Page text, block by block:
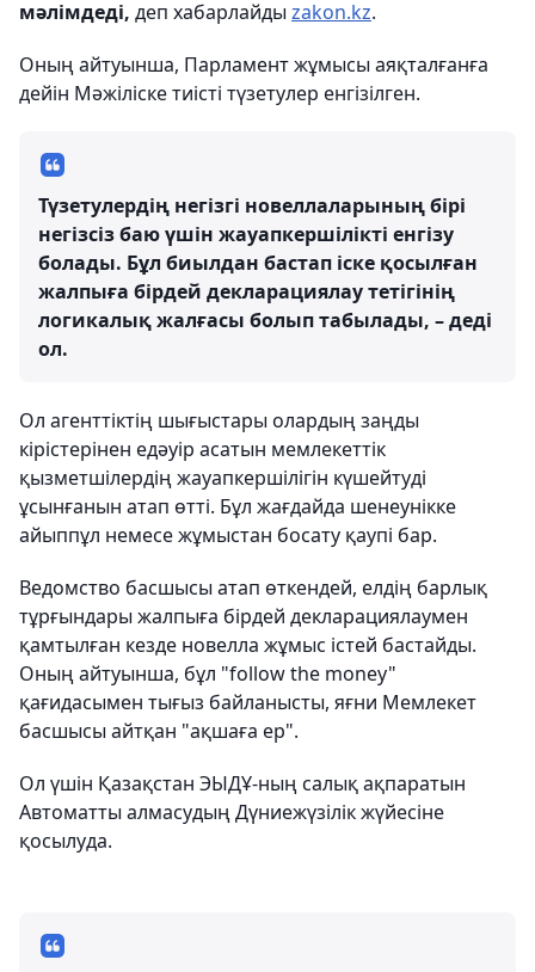
мәлімдеді, деп хабарлайды zakon.kz.
Оның айтуынша, Парламент жұмысы аяқталғанға
дейін Мәжіліске тиісті түзетулер енгізілген.
Түзетулердің негізгі новеллаларының бірі
негізсіз баю үшін жауапкершілікті енгізу
болады. Бұл биылдан бастап іске қосылған
жалпыға бірдей декларациялау тетігінің
логикалық жалғасы болып табылады, – деді
ол.
Ол агенттіктің шығыстары олардың заңды
кірістерінен едәуір асатын мемлекеттік
қызметшілердің жауапкершілігін күшейтуді
ұсынғанын атап өтті. Бұл жағдайда шенеунікке
айыппұл немесе жұмыстан босату қаупі бар.
Ведомство басшысы атап өткендей, елдің барлық
тұрғындары жалпыға бірдей декларациялаумен
қамтылған кезде новелла жұмыс істей бастайды.
Оның айтуынша, бұл "follow the money"
қағидасымен тығыз байланысты, яғни Мемлекет
басшысы айтқан "ақшаға ер".
Ол үшін Қазақстан ЭЫДҰ-ның салық ақпаратын
Автоматты алмасудың Дүниежүзілік жүйесіне
қосылуда.